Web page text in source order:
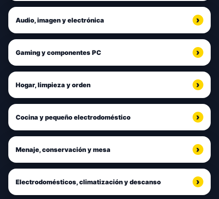
Audio, imagen y electrónica
Gaming y componentes PC
Hogar, limpieza y orden
Cocina y pequeño electrodoméstico
Menaje, conservación y mesa
Electrodomésticos, climatización y descanso